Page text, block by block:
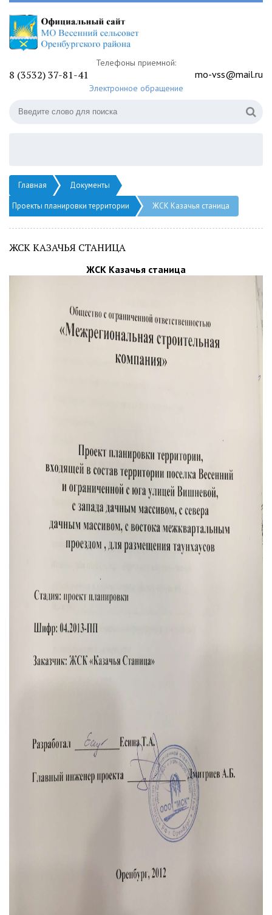
Телефоны приемной:
8 (3532) 37-81-41 mo-vss@mail.ru
Электронное обращение
Главная
Документы
Проекты планировки территории
ЖСК Казачья станица
ЖСК КАЗАЧЬЯ СТАНИЦА
ЖСК Казачья станица